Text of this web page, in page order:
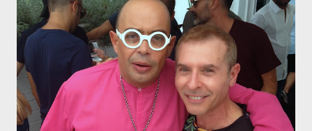
campeona, durante los primeros 3 meses de embarazo tuvo que
guardar reposo debido a un síndrome llamado
“hiperemesisgravídica”.Pasados los meses fatídicos de
gestación Marta tiró adelante con el embarazo, ahora es una
mamá feliz. Otro de los modelos que ha sido padre este año ha
sido el madrileño, Emilio Flores , el top que desfiló en las mejores
pasarelas ...